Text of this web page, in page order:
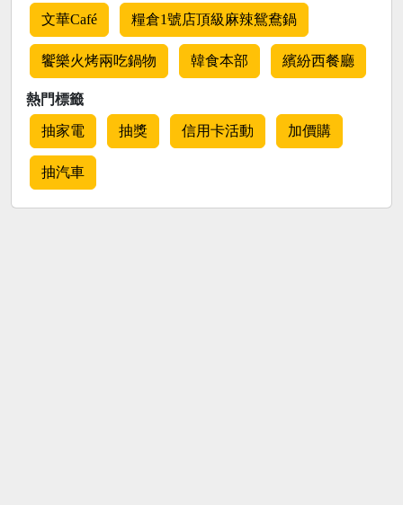
文華Café 糧倉1號店頂級麻辣鴛鴦鍋
饗樂火烤兩吃鍋物 韓食本部 繽紛西餐廳
熱門標籤
抽家電 抽獎 信用卡活動 加價購
抽汽車